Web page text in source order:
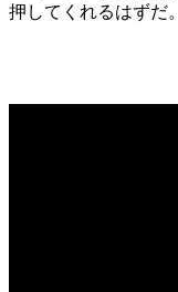
押してくれるはずだ。